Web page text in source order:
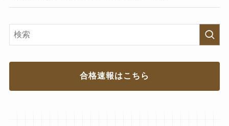
合格速報はこちら